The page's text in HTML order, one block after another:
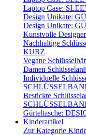
Laptop Case:
Design Unikate:
Design Unikate:
Kunstvolle
Nachhaltige
KURZ
Vegane
Damen
Individuelle
Bestickte
Gürteltasche:
Kinderartikel
Zur Kategorie